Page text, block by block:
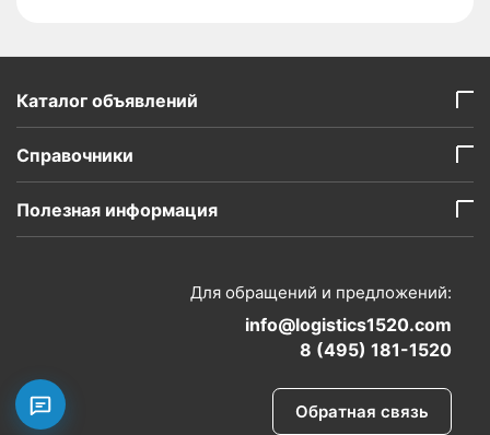
Каталог объявлений
Справочники
Полезная информация
Для обращений и предложений:
info@logistics1520.com
8 (495) 181-1520
Обратная связь